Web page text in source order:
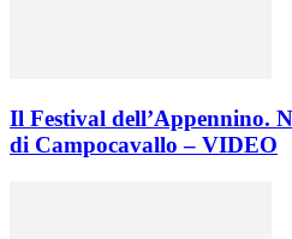
Il Festival dell’Appennino.
di Campocavallo – VIDEO